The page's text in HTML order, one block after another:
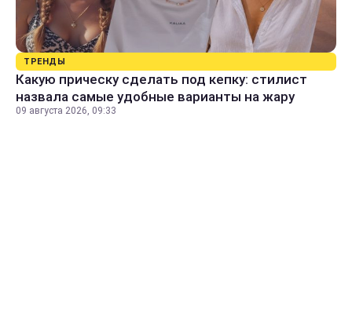
ТРЕНДЫ
Какую прическу сделать под кепку: стилист
назвала самые удобные варианты на жару
09 августа 2026, 09:33